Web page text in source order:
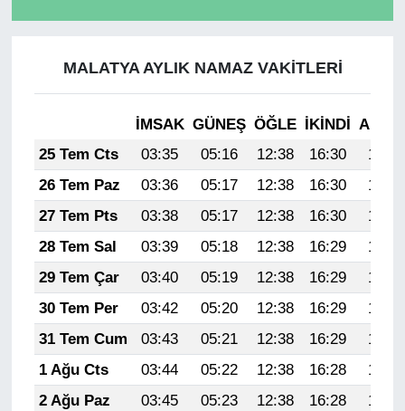
MALATYA AYLIK NAMAZ VAKITLERI
İMSAK GÜNEŞ ÖĞLE İKINDI
25 Tem Cts
03:35 05:16 12:38 16:30
19:51
26 Tem Paz
03:36 05:17 12:38 16:30
19:50
27 Tem Pts
03:38 05:17 12:38 16:30
19:49
28 Tem Sal
03:39 05:18 12:38 16:29
19:48
29 Tem Çar
03:40 05:19 12:38 16:29
19:47
30 Tem Per
03:42 05:20 12:38 16:29
19:46
31 Tem Cum
03:43 05:21 12:38 16:29
19:46
1 Ağu Cts
03:44 05:22 12:38 16:28
19:45
2 Ağu Paz
03:45 05:23 12:38 16:28
19:44